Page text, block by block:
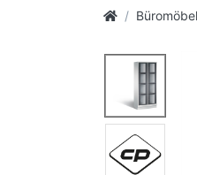
Büromöbel